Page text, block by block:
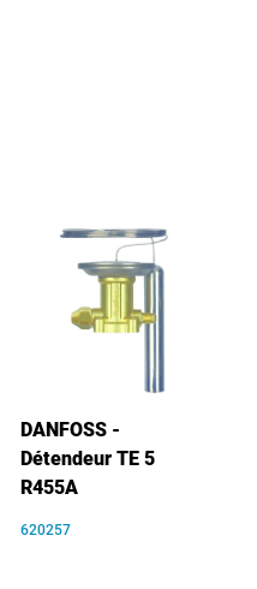
DANFOSS -
Détendeur TE 5
R455A
620257